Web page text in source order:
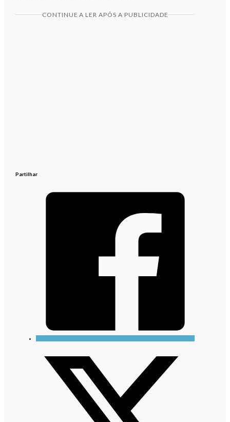
CONTINUE A LER APÓS A PUBLICIDADE
Partilhar